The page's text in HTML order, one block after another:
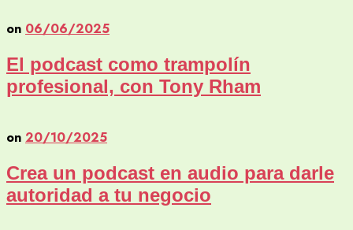
on 06/06/2025
El podcast como trampolín
profesional, con Tony Rham
on 20/10/2025
Crea un podcast en audio para darle
autoridad a tu negocio